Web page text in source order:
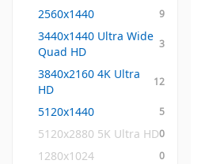
2560x1440 9
3440x1440 Ultra Wide
Quad HD
3
3840x2160 4K Ultra
HD
12
5120x1440 5
5120x2880 5K Ultra HD0
1280x1024 0